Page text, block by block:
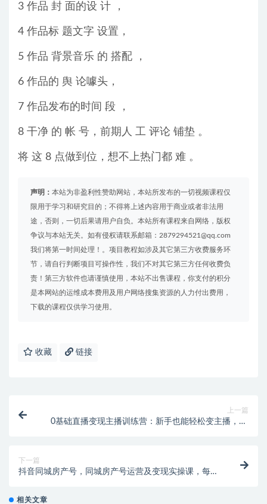
3 作品 封 面的设 计 ，
4 作品标 题文字 设置，
5 作品 背景音乐 的 搭配 ，
6 作品的 舆 论噱头，
7 作品发布的时间 段 ，
8 干净 的 帐 号，前期人 工 评论 铺垫 。
将 这 8 点做到位，想不上热门都 难 。
声明： 本站为非盈利性赞助网站，本站所发布的一切视频课程仅
限用于学习和研究目的；不得将上述内容用于商业或者非法用
途，否则，一切后果请用户自负。本站所有课程来自网络，版权
争议与本站无关。如有侵权请联系邮箱：2879294521@qq.com
我们将第一时间处理！。项目教程如涉及其它第三方收费服务环
节，请自行判断项目可操作性，我们不对其它第三方任何收费负
责！第三方软件也请谨慎使用，本站不出售课程，你支付的积分
是本网站的运维成本费用及用户网络搜集资源的人力付出费用，
下载的课程仅供学习使用。
收藏 链接
上一篇
0基础直播变现主播训练营：新手也能轻松变主播，15
下一篇
抖音同城房产号，同城房产号运营及变现实操课，每发
相关文章